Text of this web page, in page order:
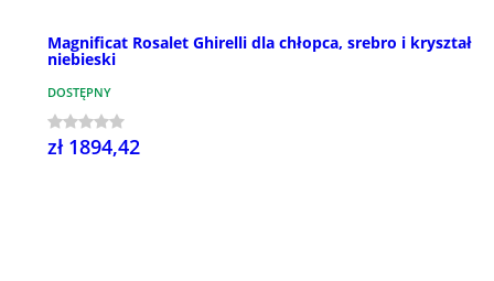
Magnificat Rosalet Ghirelli dla chłopca, srebro i kryształ
niebieski
DOSTĘPNY
zł 1894,42